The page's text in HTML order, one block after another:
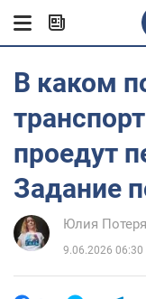
В каком
проедут
Задание
Юлия
9.06.2026 06:30